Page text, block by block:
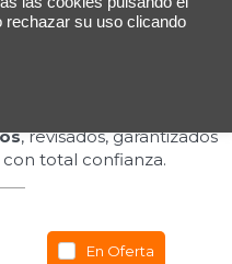
por
, revisados, garantizados
total confianza.
En Oferta
rechazar su uso clicando